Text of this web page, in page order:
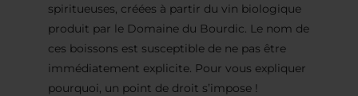
spiritueuses, créées à partir du vin biologique
produit par le Domaine du Bourdic. Le nom de
ces boissons est susceptible de ne pas être
immédiatement explicite. Pour vous expliquer
pourquoi, un point de droit s’impose !